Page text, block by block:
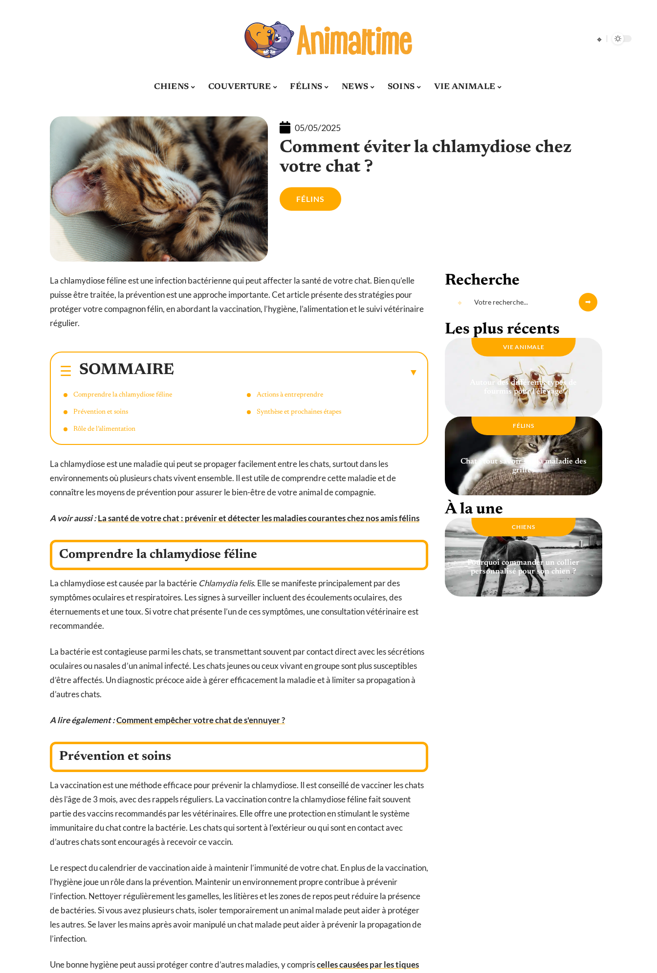
CHIENS COUVERTURE FÉLINS NEWS SOINS VIE ANIMALE
05/05/2025
Comment éviter la chlamydiose chez
votre chat ?
FÉLINS
La chlamydiose féline est une infection bactérienne qui peut affecter la santé de votre chat. Bien qu’elle
puisse être traitée, la prévention est une approche importante. Cet article présente des stratégies pour
protéger votre compagnon félin, en abordant la vaccination, l’hygiène, l’alimentation et le suivi vétérinaire
régulier.
SOMMAIRE
Comprendre la chlamydiose féline
Prévention et soins
Rôle de l’alimentation
Actions à entreprendre
Synthèse et prochaines étapes
La chlamydiose est une maladie qui peut se propager facilement entre les chats, surtout dans les
environnements où plusieurs chats vivent ensemble. Il est utile de comprendre cette maladie et de
connaître les moyens de prévention pour assurer le bien-être de votre animal de compagnie.
A voir aussi :La santé de votre chat : prévenir et détecter les maladies courantes chez nos amis félins
Comprendre la chlamydiose féline
La chlamydiose est causée par la bactérie Chlamydia felis. Elle se manifeste principalement par des
symptômes oculaires et respiratoires. Les signes à surveiller incluent des écoulements oculaires, des
éternuements et une toux. Si votre chat présente l’un de ces symptômes, une consultation vétérinaire est
recommandée.
La bactérie est contagieuse parmi les chats, se transmettant souvent par contact direct avec les sécrétions
oculaires ou nasales d’un animal infecté. Les chats jeunes ou ceux vivant en groupe sont plus susceptibles
d’être affectés. Un diagnostic précoce aide à gérer efficacement la maladie et à limiter sa propagation à
d’autres chats.
A lire également :Comment empêcher votre chat de s'ennuyer ?
Prévention et soins
La vaccination est une méthode efficace pour prévenir la chlamydiose. Il est conseillé de vacciner les chats
dès l’âge de 3 mois, avec des rappels réguliers. La vaccination contre la chlamydiose féline fait souvent
partie des vaccins recommandés par les vétérinaires. Elle offre une protection en stimulant le système
immunitaire du chat contre la bactérie. Les chats qui sortent à l’extérieur ou qui sont en contact avec
d’autres chats sont encouragés à recevoir ce vaccin.
Le respect du calendrier de vaccination aide à maintenir l’immunité de votre chat. En plus de la vaccination,
l’hygiène joue un rôle dans la prévention. Maintenir un environnement propre contribue à prévenir
l’infection. Nettoyer régulièrement les gamelles, les litières et les zones de repos peut réduire la présence
de bactéries. Si vous avez plusieurs chats, isoler temporairement un animal malade peut aider à protéger
les autres. Se laver les mains après avoir manipulé un chat malade peut aider à prévenir la propagation de
l’infection.
Une bonne hygiène peut aussi protéger contre d’autres maladies, y compriscelles causées par les tiques
Recherche
Les plus récents
VIE ANIMALE
Autour des différents types de
fourmis pour l’élevage
FÉLINS
Chat : tout savoir sur la maladie des
griffes
À la une
CHIENS
Pourquoi commander un collier
personnalisé pour son chien ?